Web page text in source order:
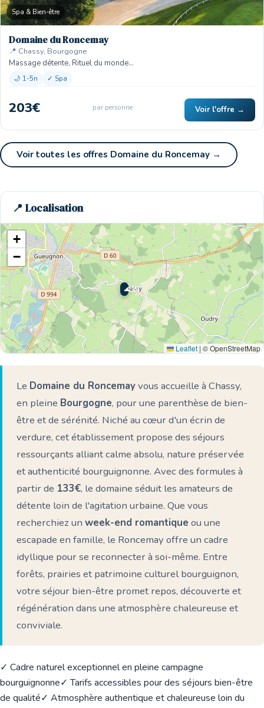
Spa & Bien-être
Domaine du Roncemay
📍 Chassy, Bourgogne
Massage détente, Rituel du monde…
🌙 1-5n ✓ Spa
203€ par personne Voir l'offre →
Voir toutes les offres Domaine du Roncemay →
📍 Localisation
🌊 Ici
+
−
Leaflet | © OpenStreetMap
Le Domaine du Roncemayvous accueille à Chassy,
en pleine Bourgogne, pour une parenthèse de bien-
être et de sérénité. Niché au cœur d'un écrin de
verdure, cet établissement propose des séjours
ressourçants alliant calme absolu, nature préservée
et authenticité bourguignonne. Avec des formules à
partir de 133€, le domaine séduit les amateurs de
détente loin de l'agitation urbaine. Que vous
recherchiez un week-end romantique ou une
escapade en famille, le Roncemay offre un cadre
idyllique pour se reconnecter à soi-même. Entre
forêts, prairies et patrimoine culturel bourguignon,
votre séjour bien-être promet repos, découverte et
régénération dans une atmosphère chaleureuse et
conviviale.
✓ Cadre naturel exceptionnel en pleine campagne
bourguignonne✓ Tarifs accessibles pour des séjours bien-être
de qualité✓ Atmosphère authentique et chaleureuse loin du